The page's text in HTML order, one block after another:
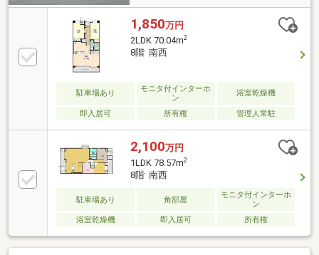
1,850万円
2LDK 70.04m2
8階 南西
駐車場あり
モニタ付インターホ
ン
浴室乾燥機
即入居可 所有権 管理人常駐
2,100万円
1LDK 78.57m2
8階 南西
駐車場あり 角部屋
モニタ付インターホ
ン
浴室乾燥機
即入居可 所有権